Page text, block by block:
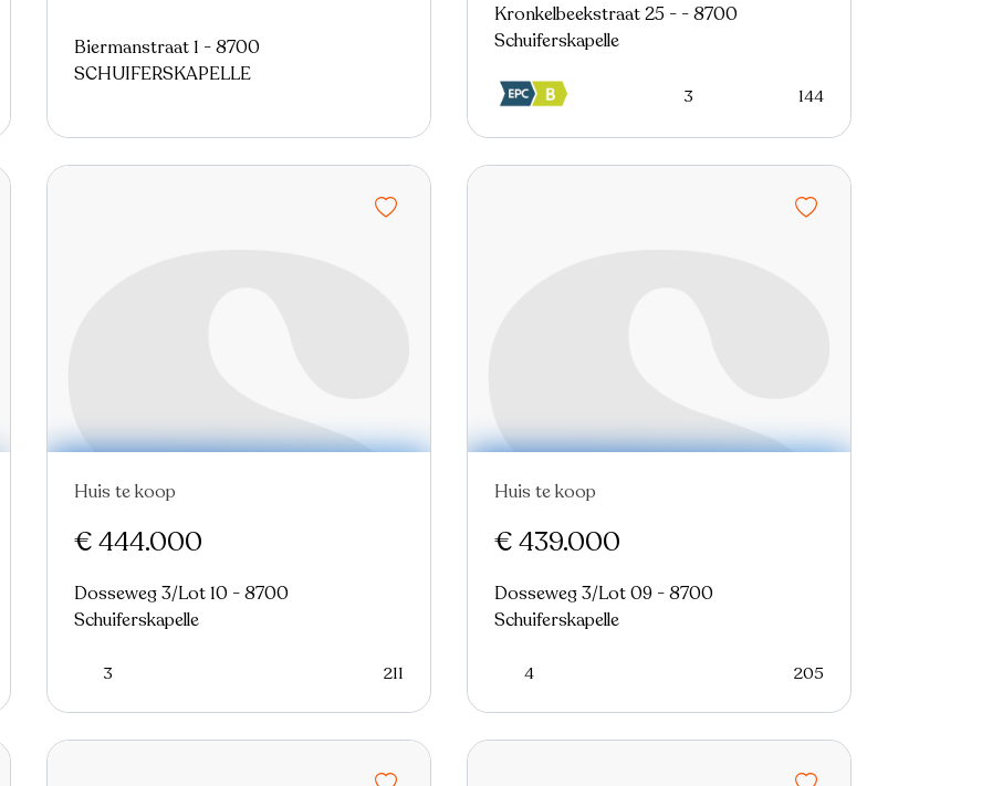
Biermanstraat 1 - 8700
SCHUIFERSKAPELLE
Kronkelbeekstraat 25 - - 8700
Schuiferskapelle
3 144
Huis te koop
€ 444.000
Dosseweg 3/Lot 10 - 8700
Schuiferskapelle
3 211
Huis te koop
€ 439.000
Dosseweg 3/Lot 09 - 8700
Schuiferskapelle
4 205